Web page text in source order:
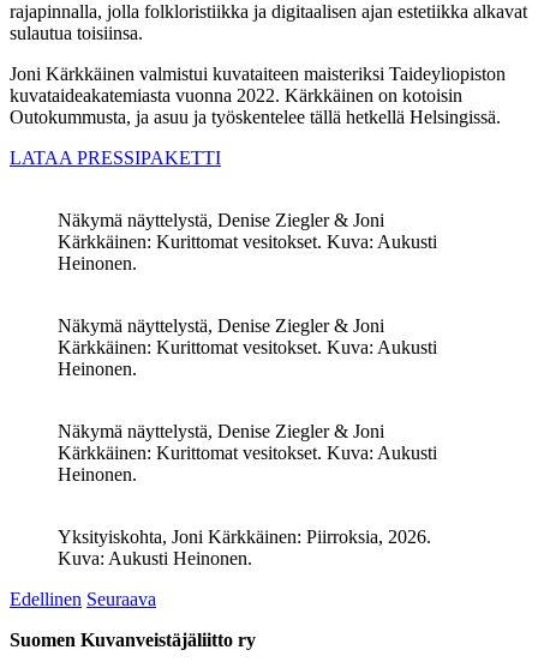
rajapinnalla, jolla folkloristiikka ja digitaalisen ajan estetiikka alkavat
sulautua toisiinsa.
Joni Kärkkäinen valmistui kuvataiteen maisteriksi Taideyliopiston
kuvataideakatemiasta vuonna 2022. Kärkkäinen on kotoisin
Outokummusta, ja asuu ja työskentelee tällä hetkellä Helsingissä.
LATAA PRESSIPAKETTI
Näkymä näyttelystä, Denise Ziegler & Joni
Kärkkäinen: Kurittomat vesitokset. Kuva: Aukusti
Heinonen.
Näkymä näyttelystä, Denise Ziegler & Joni
Kärkkäinen: Kurittomat vesitokset. Kuva: Aukusti
Heinonen.
Näkymä näyttelystä, Denise Ziegler & Joni
Kärkkäinen: Kurittomat vesitokset. Kuva: Aukusti
Heinonen.
Yksityiskohta, Joni Kärkkäinen: Piirroksia, 2026.
Kuva: Aukusti Heinonen.
Edellinen Seuraava
Suomen Kuvanveistäjäliitto ry